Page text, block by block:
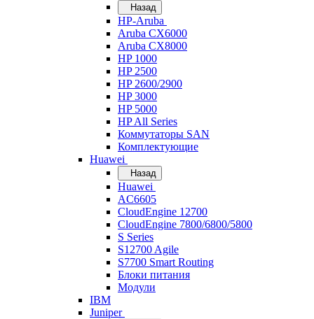
Назад
HP-Aruba
Aruba CX6000
Aruba CX8000
HP 1000
HP 2500
HP 2600/2900
HP 3000
HP 5000
HP All Series
Коммутаторы SAN
Комплектующие
Huawei
Назад
Huawei
AC6605
CloudEngine 12700
CloudEngine 7800/6800/5800
S Series
S12700 Agile
S7700 Smart Routing
Блоки питания
Модули
IBM
Juniper